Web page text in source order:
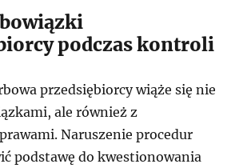
podczas kontroli
przedsiębiorcy wiąże się nie
ale również z
Naruszenie procedur
podstawę do kwestionowania